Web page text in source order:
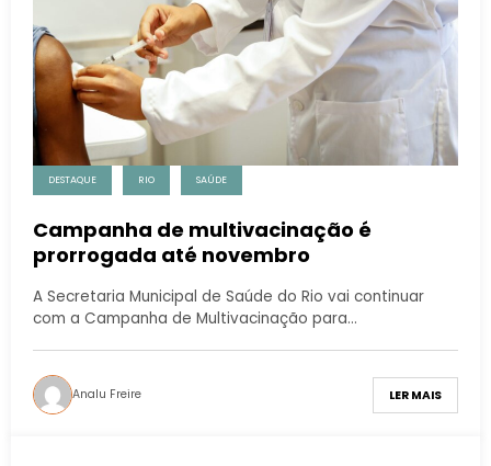
DESTAQUE RIO SAÚDE
Campanha de multivacinação é
prorrogada até novembro
A Secretaria Municipal de Saúde do Rio vai continuar
com a Campanha de Multivacinação para…
Analu Freire LER MAIS